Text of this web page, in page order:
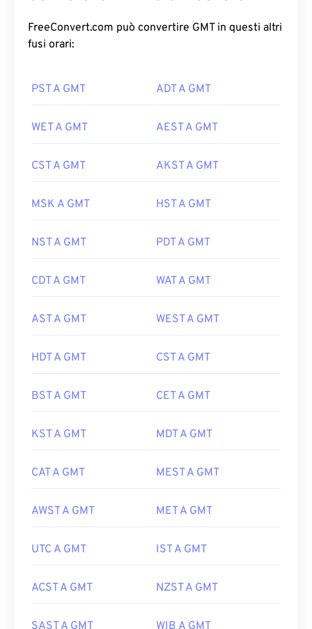
FreeConvert.com può convertire GMT in questi altri
fusi orari:
PST A GMT ADT A GMT
WET A GMT AEST A GMT
CST A GMT AKST A GMT
MSK A GMT HST A GMT
NST A GMT PDT A GMT
CDT A GMT WAT A GMT
AST A GMT WEST A GMT
HDT A GMT CST A GMT
BST A GMT CET A GMT
KST A GMT MDT A GMT
CAT A GMT MEST A GMT
AWST A GMT MET A GMT
UTC A GMT IST A GMT
ACST A GMT NZST A GMT
SAST A GMT WIB A GMT